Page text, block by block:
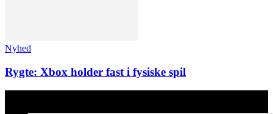
Nyhed
Rygte: Xbox holder fast i fysiske spil